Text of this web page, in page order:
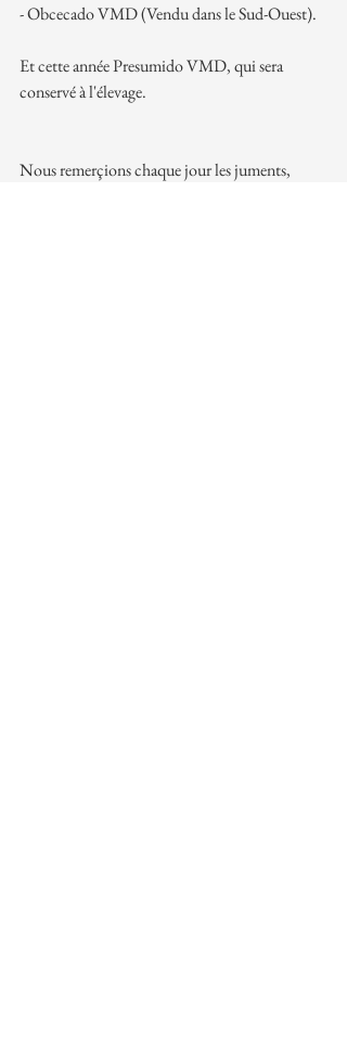
- Obcecado VMD (Vendu dans le Sud-Ouest).
Et cette année Presumido VMD, qui sera
conservé à l'élevage.
Nous remerçions chaque jour les juments,